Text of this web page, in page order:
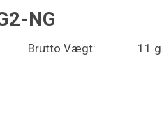
NG
Brutto Vægt: 11 g.